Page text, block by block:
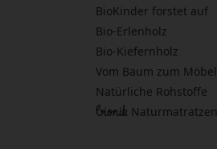
BioKinder forstet auf
Bio-Erlenholz
Bio-Kiefernholz
Vom Baum zum Möbel
Natürliche Rohstoffe
bionik Naturmatratzen